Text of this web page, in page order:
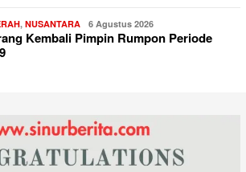
, NUSANTARA 6 Agustus 2026
Kembali Pimpin Rumpon Periode